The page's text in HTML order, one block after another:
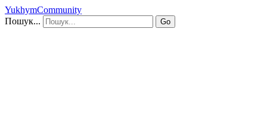
YukhymCommunity
Пошук...
Go